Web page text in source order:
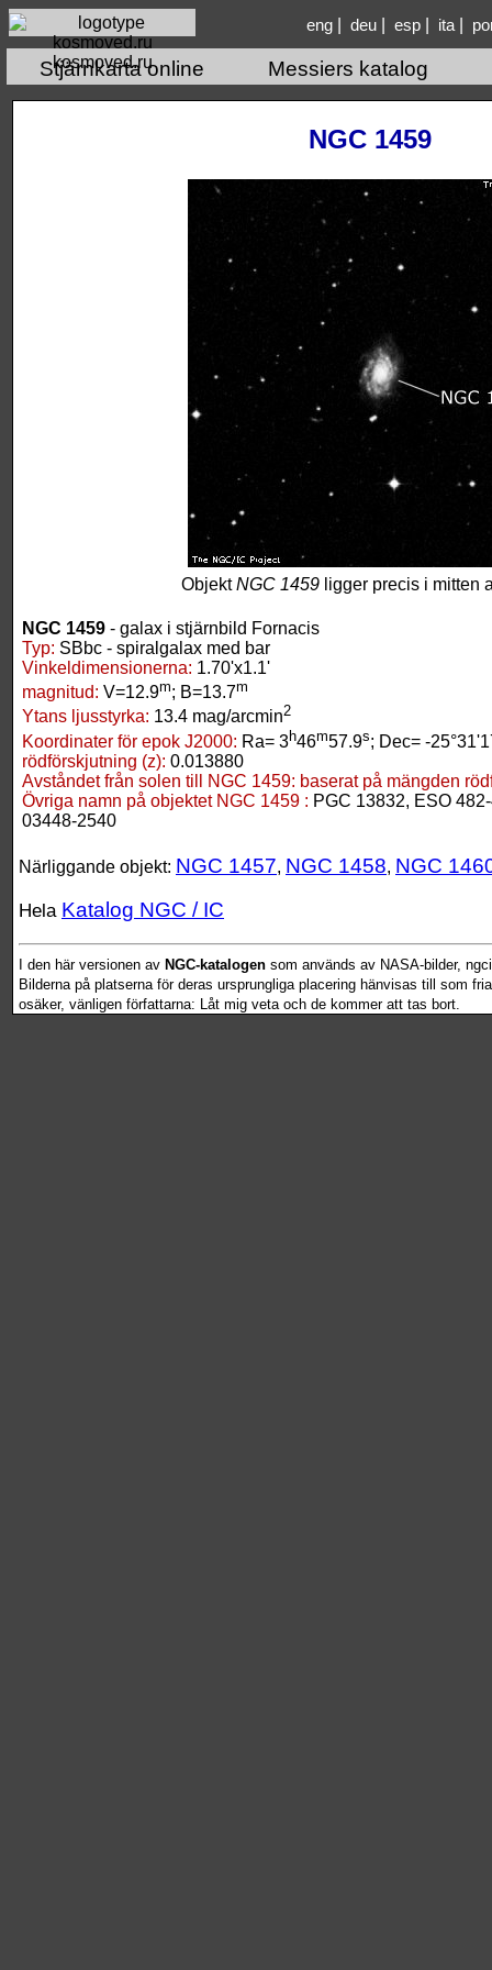
kosmoved.ru
eng| deu| esp| ita|
Stjärnkarta online Messiers katalog
NGC 1459
ObjektNGC 1459ligger precis i mitten
NGC 1459 - galax i stjärnbild Fornacis
Typ: SBbc - spiralgalax med bar
Vinkeldimensionerna: 1.70'x1.1'
magnitud: V=12.9m; B=13.7m
Ytans ljusstyrka: 13.4 mag/arcmin2
Koordinater för epok J2000: Ra= 3h46m57.9s; Dec= -
rödförskjutning (z): 0.013880
Avståndet från solen till NGC 1459: baserat på mängden
Övriga namn på objektet NGC 1459 : PGC 13832, ESO
03448-2540
Närliggande objekt: NGC 1457, NGC 1458, NGC
Hela Katalog NGC / IC
I den här versionen av NGC-katalogen som används av NASA-bilder,
Bilderna på platserna för deras ursprungliga placering hänvisas till som
osäker, vänligen författarna: Låt mig veta och de kommer att tas bort.